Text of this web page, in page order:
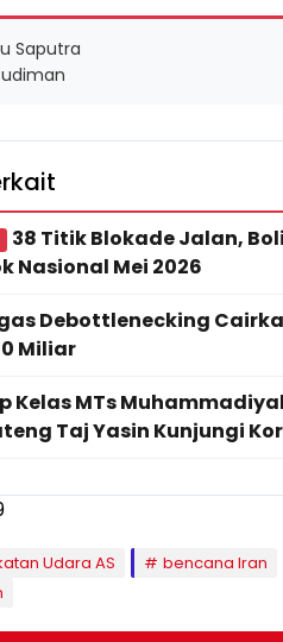
Saputra
38 Titik Blokade Jalan,
Nasional Mei 2026
Debottlenecking
Miliar
Kelas MTs
Taj Yasin Kunjungi
Udara AS bencana Iran